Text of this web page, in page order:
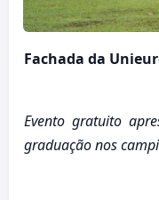
Fachada da
Evento gratuito
graduação nos